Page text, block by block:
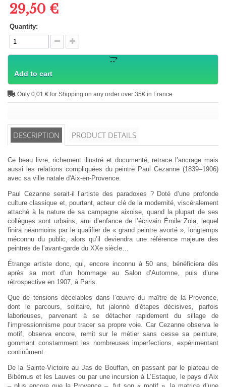
29,50 €
Quantity:
Add to cart
Only 0,01 € for Shipping on any order over 35€ in France
DESCRIPTION PRODUCT DETAILS
Ce beau livre, richement illustré et documenté, retrace l’ancrage mais
aussi les relations compliquées du peintre Paul Cezanne (1839–1906)
avec sa ville natale d'Aix-en-Provence.
Paul Cezanne serait-il l’artiste des paradoxes ? Doté d’une profonde
culture classique et, pourtant, acteur clé de la modernité, viscéralement
attaché à la nature de sa campagne aixoise, quand la plupart de ses
collègues sont urbains, ami d’enfance de l’écrivain Émile Zola, lequel
finira néanmoins par le qualifier de « grand peintre avorté », longtemps
méconnu du public, alors qu’il deviendra une référence majeure des
peintres de l’avant-garde du XXe siècle…
Étrange artiste donc, qui, encore inconnu à 50 ans, bénéficiera dès
après sa mort d’un hommage au Salon d’Automne, puis d’une
rétrospective en 1907, à Paris.
Que de tensions décelables dans l’œuvre du maître de la Provence,
dont le parcours, solitaire, fut jalonné d’étapes décisives, parfois
laborieuses, parvenant à se détacher rapidement du sillage de
l’impressionnisme pour tracer sa propre voie. Car Cezanne observa le
motif, observa encore, remit sur le métier sans cesse sa peinture,
gommant constamment les nombreuses imperfections, expérimentant
continûment.
De la Sainte-Victoire au Jas de Bouffan, en passant par le plateau de
Bibémus et les Lauves ou par une incursion à L’Estaque, le pays d’Aix